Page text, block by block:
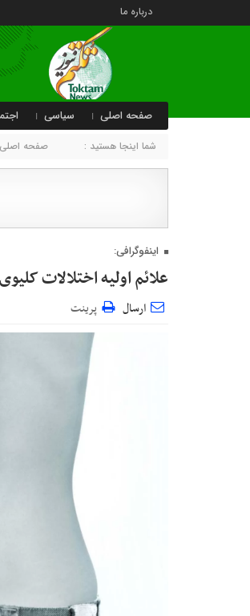
درباره ما
صفحه اصلی سیاسی
شما اینجا هستید : صفحه اصلی
اینفوگرافی:
علائم اولیه اختلالات
ارسال پرینت